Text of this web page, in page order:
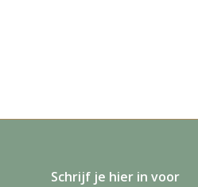
Schrijf je hier in voor